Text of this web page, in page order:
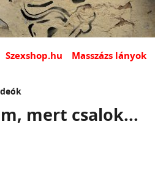
Szexshop.hu Masszázs lányok
mert csalok...